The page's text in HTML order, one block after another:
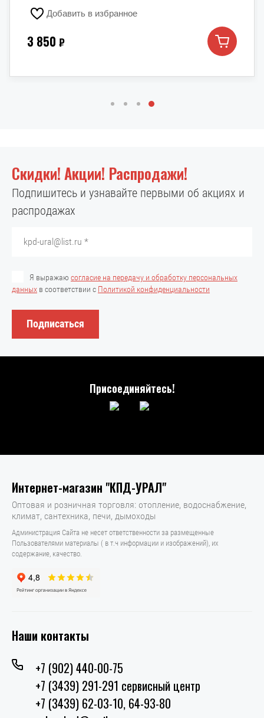
Добавить в избранное
3 850 ₽
Скидки! Акции! Распродажи!
Подпишитесь и узнавайте первыми об акциях и
распродажах
Я выражаю согласие на передачу и обработку персональных
данных в соответствии с Политикой конфиденциальности
Подписаться
Присоединяйтесь!
Интернет-магазин "КПД-УРАЛ"
Оптовая и розничная торговля: отопление, водоснабжение,
климат, сантехника, печи, дымоходы
Администрация Сайта не несет ответственности за размещенные
Пользователями материалы ( в т.ч информации и изображений), их
содержание, качество.
Наши контакты
+7 (902) 440-00-75
+7 (3439) 291-291 сервисный центр
+7 (3439) 62-03-10, 64-93-80